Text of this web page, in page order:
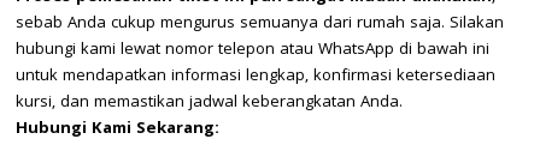
sebab Anda cukup mengurus semuanya dari rumah saja. Silakan
hubungi kami lewat nomor telepon atau WhatsApp di bawah ini
untuk mendapatkan informasi lengkap, konfirmasi ketersediaan
kursi, dan memastikan jadwal keberangkatan Anda.
Hubungi Kami Sekarang: